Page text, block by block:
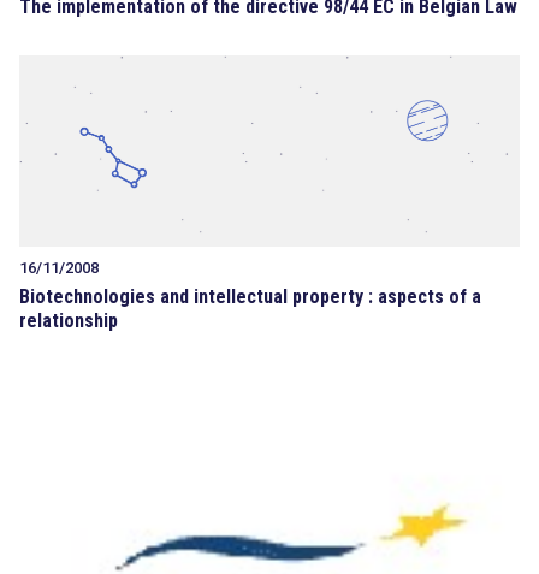
The implementation of the directive 98/44 EC in Belgian Law
16/11/2008
Biotechnologies and intellectual property : aspects of a
relationship